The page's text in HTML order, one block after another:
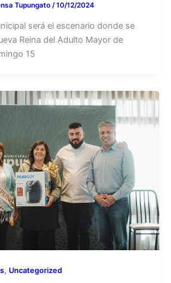
Tupungato /10/12/2024
será el escenario donde se
Reina del Adulto Mayor de
15
, Uncategorized